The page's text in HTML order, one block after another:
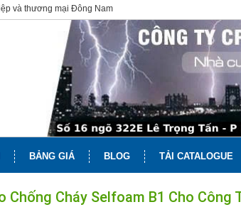
và thương mại Đông Nam
BẢNG GIÁ BLOG TẢI CATALOGUE
Chống Cháy Selfoam B1 Cho Công